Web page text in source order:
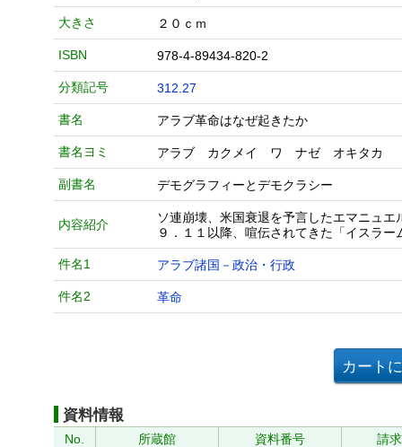
大きさ ２０ｃｍ
ISBN 978-4-89434-820-2
分類記号 312.27
書名 アラブ革命はなぜ起きたか
書名ヨミ アラブ カクメイ ワ ナゼ オキタカ
副書名 デモグラフィーとデモクラシー
内容紹介
ソ連崩壊、米国衰退を予言したエマニュ
９．１１以降、喧伝されてきた「イスラ
件名1 アラブ諸国－政治・行政
件名2 革命
資料情報
No. 所蔵館 資料番号
請